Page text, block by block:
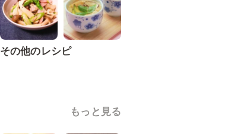
その他のレシピ
もっと見る